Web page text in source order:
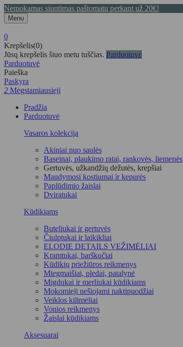
Nemokamas siuntimas paštomatu perkant už 20€!
Menu
0
Krepšelis(0)
Jūsų krepšelis šiuo metu tuščias. Parduotuvė
Parduotuvė
Paieška
Paskyra
2 Mėgstamiausieji
Pradžia
Parduotuvė
Vasaros kolekcija
Akiniai nuo saulės
Baseinai, plaukimo ratai, rankovės, liemenės
Gertuvės, užkandžių dėžutės, krepšiai
Maudymosi kostiumai ir kepurės
Paplūdimio žaislai
Dviratukai
Kūdikiams
Buteliukai ir gertuvės
Čiulptukai ir laikikliai
ELODIE DETAILS VEŽIMĖLIAI
Kramtukai, barškučiai
Kūdikių priežiūros reikmenys
Miegmaišiai, pledai, patalynė
Migdukai ir merliukai kūdikiams
Mokomieji nešiojami naktipuodžiai
Veiklos kilimėliai
Vonios reikmenys
Žaislai kūdikiams
Aksesuarai